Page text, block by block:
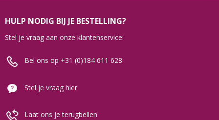
HULP NODIG BIJ JE BESTELLING?
Stel je vraag aan onze klantenservice:
Bel ons op +31 (0)184 611 628
Stel je vraag hier
Laat ons je terugbellen